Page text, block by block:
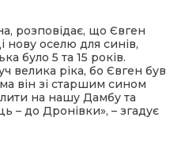
розповідає, що Євген
нову оселю для синів,
було 5 та 15 років.
велика ріка, бо Євген був
він зі старшим сином
на нашу Дамбу та
– до Дронівки», – згадує